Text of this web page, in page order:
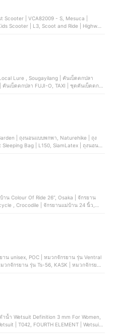
Scooter | VCA82009 - S, Mesuca |
Scooter | L3, Scoot and Ride | Highway
Lure , Sougayilang | คันเบ็ดตกปลา
ตกปลา FUJI-O, TAXI | ชุดคันเบ็ดตก
| ถุงนอนแบบพกพา, Naturehike | ถุง
Bag | L150, SiamLatex | ถุงนอน
, Crocodile | จักรยานแม่บ้าน 24 นิ้ว,
าน unisex, POC | หมวกจักรยาน รุ่น Ventral
วกจักรยาน รุ่น Ts-56, KASK | หมวกจักรยาน